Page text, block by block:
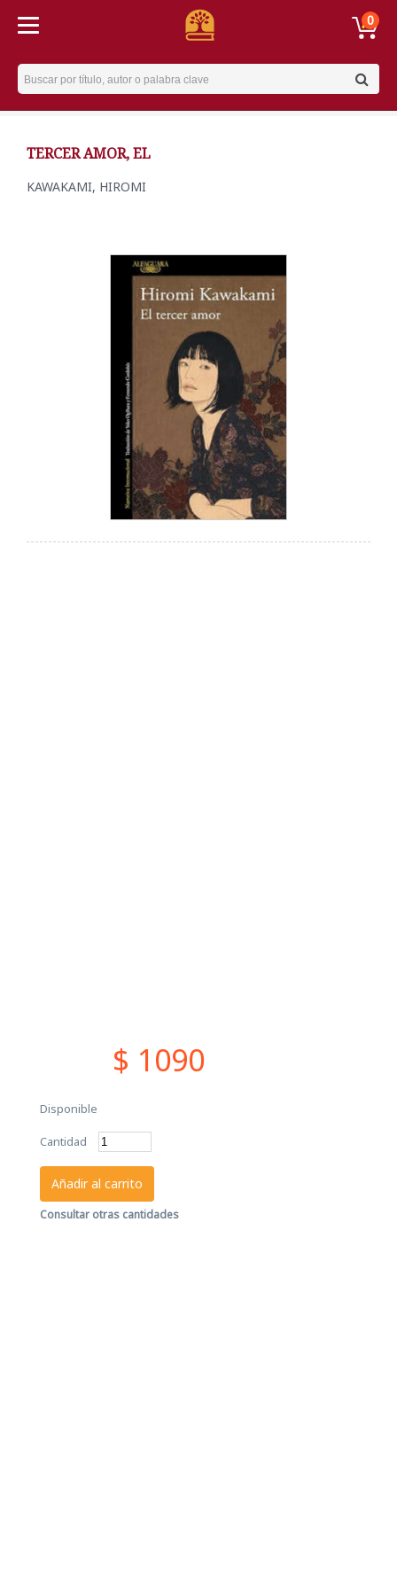
0
Username
TERCER AMOR, EL
KAWAKAMI, HIROMI
$ 1090
Disponible
Cantidad
Añadir al carrito
Consultar otras cantidades